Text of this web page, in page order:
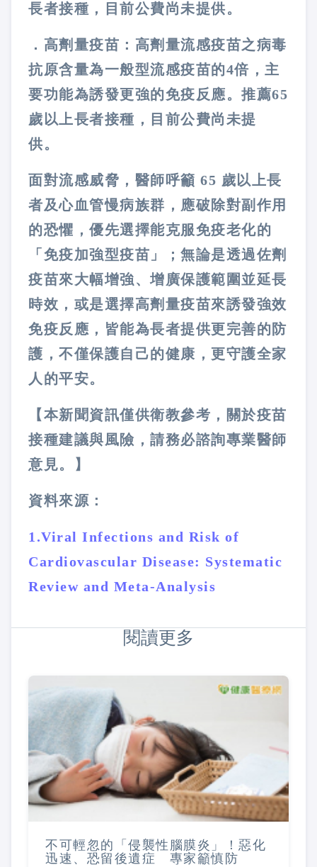
長者接種，目前公費尚未提供。
．高劑量疫苗：高劑量流感疫苗之病毒
抗原含量為一般型流感疫苗的4倍，主
要功能為誘發更強的免疫反應。推薦65
歲以上長者接種，目前公費尚未提
供。
面對流感威脅，醫師呼籲 65 歲以上長
者及心血管慢病族群，應破除對副作用
的恐懼，優先選擇能克服免疫老化的
「免疫加強型疫苗」； 無論是透過佐劑
疫苗來大幅增強、增廣保護範圍並延長
時效，或是選擇高劑量疫苗來誘發強效
免疫反應，皆能為長者提供更完善的防
護，不僅保護自己的健康，更守護全家
人的平安。
【本新聞資訊僅供衛教參考，關於疫苗
接種建議與風險，請務必諮詢專業醫師
意見。】
資料來源：
1.Viral Infections and Risk of
Cardiovascular Disease: Systematic
Review and Meta‐Analysis
閱讀更多
不可輕忽的「侵襲性腦膜炎」！惡化
迅速、恐留後遺症 專家籲慎防